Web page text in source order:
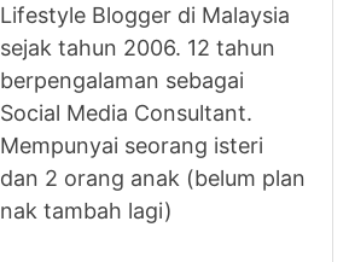
Lifestyle Blogger di Malaysia
sejak tahun 2006. 12 tahun
berpengalaman sebagai
Social Media Consultant.
Mempunyai seorang isteri
dan 2 orang anak (belum plan
nak tambah lagi)